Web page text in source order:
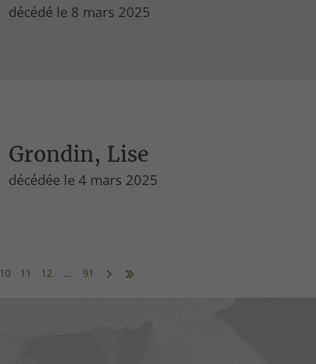
décédé le 8 mars 2025
Grondin, Lise
décédée le 4 mars 2025
10 11 12 ... 91